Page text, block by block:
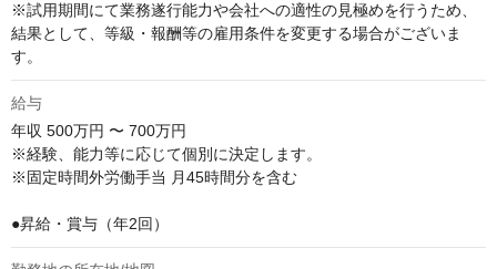
※試用期間にて業務遂行能力や会社への適性の見極めを行うため、
結果として、等級・報酬等の雇用条件を変更する場合がございま
す。
給与
年収 500万円 〜 700万円
※経験、能力等に応じて個別に決定します。
※固定時間外労働手当 月45時間分を含む
●昇給・賞与（年2回）